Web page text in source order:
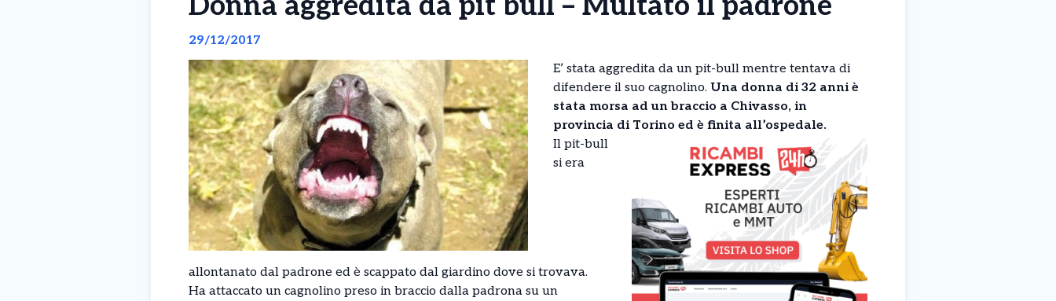
29/12/2017
E’ stata aggredita da un pit-bull mentre tentava di
difendere il suo cagnolino. Una donna di 32 anni è
stata morsa ad un braccio a Chivasso, in
provincia di Torino ed è finita all’ospedale.
Il pit-bull
si era
allontanato dal padrone ed è scappato dal giardino dove si trovava.
Ha attaccato un cagnolino preso in braccio dalla padrona su un